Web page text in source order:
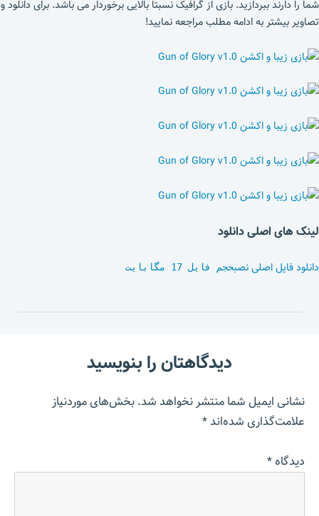
شما را دارند ببردازید. بازی از گرافیک نسبتا بالایی برخوردار می باشد. برای دانلود و
تصاویر بیشتر به ادامه مطلب مراجعه نمایید!
لینک های اصلی دانلود
دانلود فایل اصلی نصبحجم فایل 17 مگابایت
دیدگاهتان را بنویسید
نشانی ایمیل شما منتشر نخواهد شد.بخش‌های موردنیاز
علامت‌گذاری شده‌اند*
دیدگاه*